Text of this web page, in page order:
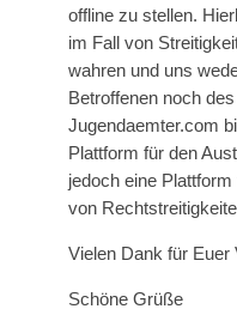
offline zu stellen.
im Fall von
wahren und uns
Betroffenen noch
Jugendaemter.com
Plattform für den
jedoch eine
von
Vielen Dank für Euer
Schöne Grüße